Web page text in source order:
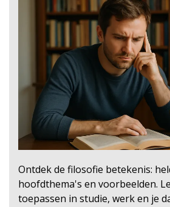
Ontdek de filosofie betekenis:
hoofdthema's en voorbeelden.
toepassen in studie, werk en je